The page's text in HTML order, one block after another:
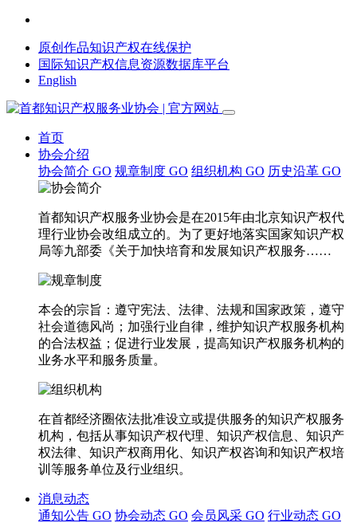
原创作品知识产权在线保护
国际知识产权信息资源数据库平台
English
首页
协会介绍
协会简介 GO 规章制度 GO 组织机构 GO 历史沿革 GO
首都知识产权服务业协会是在2015年由北京知识产权代
理行业协会改组成立的。为了更好地落实国家知识产权
局等九部委《关于加快培育和发展知识产权服务……
本会的宗旨：遵守宪法、法律、法规和国家政策，遵守
社会道德风尚；加强行业自律，维护知识产权服务机构
的合法权益；促进行业发展，提高知识产权服务机构的
业务水平和服务质量。
在首都经济圈依法批准设立或提供服务的知识产权服务
机构，包括从事知识产权代理、知识产权信息、知识产
权法律、知识产权商用化、知识产权咨询和知识产权培
训等服务单位及行业组织。
消息动态
通知公告 GO 协会动态 GO 会员风采 GO 行业动态 GO